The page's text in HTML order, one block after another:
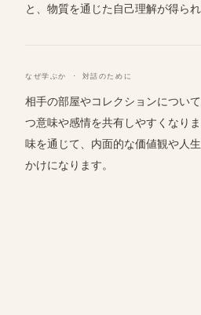
と、物質を通じた自己理解が得られ
なぜ学ぶか · 対話のために
相手の部屋やコレクションについ
つ意味や感情を共有しやすくなり
味を通じて、内面的な価値観や人
かけになります。